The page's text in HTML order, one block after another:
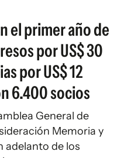
el primer año de
por US$ 30
por US$ 12
6.400 socios
General de
Memoria y
adelanto de los